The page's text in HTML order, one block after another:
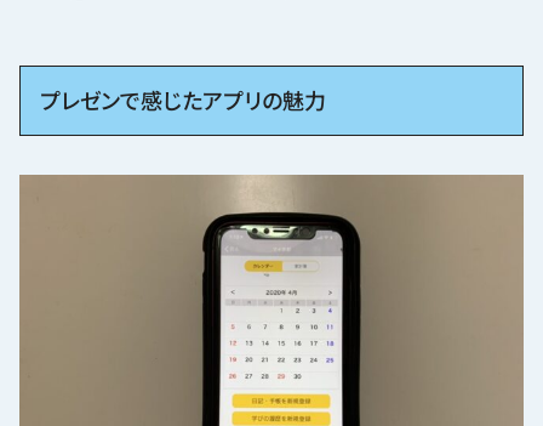
プレゼンで感じたアプリの魅力